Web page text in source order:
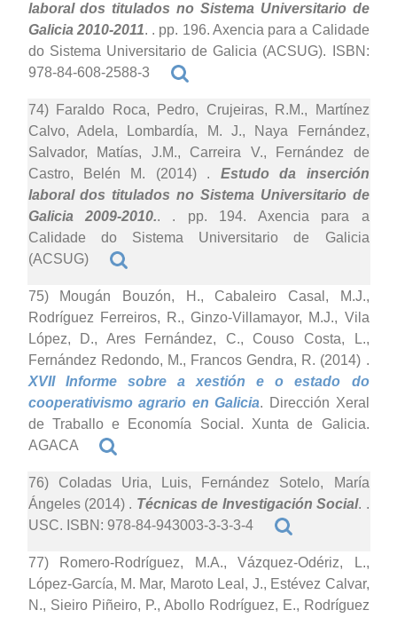
laboral dos titulados no Sistema Universitario de
Galicia 2010-2011. . pp. 196. Axencia para a Calidade
do Sistema Universitario de Galicia (ACSUG). ISBN:
978-84-608-2588-3
74) Faraldo Roca, Pedro, Crujeiras, R.M., Martínez
Calvo, Adela, Lombardía, M. J., Naya Fernández,
Salvador, Matías, J.M., Carreira V., Fernández de
Castro, Belén M. (2014) . Estudo da inserción
laboral dos titulados no Sistema Universitario de
Galicia 2009-2010.. . pp. 194. Axencia para a
Calidade do Sistema Universitario de Galicia
(ACSUG)
75) Mougán Bouzón, H., Cabaleiro Casal, M.J.,
Rodríguez Ferreiros, R., Ginzo-Villamayor, M.J., Vila
López, D., Ares Fernández, C., Couso Costa, L.,
Fernández Redondo, M., Francos Gendra, R. (2014) .
XVII Informe sobre a xestión e o estado do
cooperativismo agrario en Galicia. Dirección Xeral
de Traballo e Economía Social. Xunta de Galicia.
AGACA
76) Coladas Uria, Luis, Fernández Sotelo, María
Ángeles (2014) . Técnicas de Investigación Social. .
USC. ISBN: 978-84-943003-3-3-3-4
77) Romero-Rodríguez, M.A., Vázquez-Odériz, L.,
López-García, M. Mar, Maroto Leal, J., Estévez Calvar,
N., Sieiro Piñeiro, P., Abollo Rodríguez, E., Rodríguez